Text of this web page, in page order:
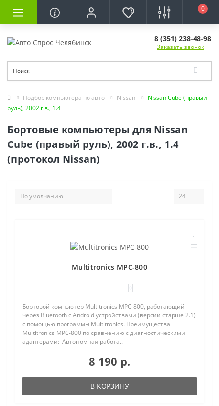
0
8 (351) 238-48-98
Заказать звонок
Подбор компьютера по авто Nissan
Nissan Cube (правый
руль), 2002 г.в., 1.4
Бортовые компьютеры для Nissan
Cube (правый руль), 2002 г.в., 1.4
(протокол Nissan)
Multitronics MPC-800
Бортовой компьютер Multitronics MPC-800, работающий
через Bluetooth с Android устройствами (версии старше 2.1)
с помощью программы Multitronics. Преимущества
Multitronics MPC-800 по сравнению с диагностическими
адаптерами: Автономная работа..
8 190 р.
В КОРЗИНУ